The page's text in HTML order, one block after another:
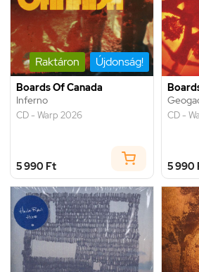
Raktáron Újdonság!
Boards Of Canada
Inferno
CD - Warp 2026
5 990 Ft
CD -
5 990